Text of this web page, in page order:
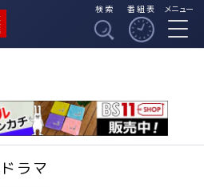
検索 番組表 メニュー
ドラマ